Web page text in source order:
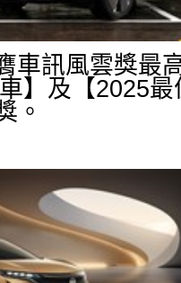
車訊風雲獎最
】及【2025
。